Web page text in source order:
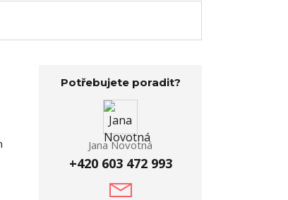
Potřebujete poradit?
Jana Novotná
+420 603 472 993